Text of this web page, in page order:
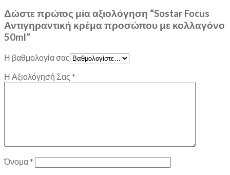
Δώστε πρώτος μία αξιολόγηση “Sostar Focus
Αντιγηραντική κρέμα προσώπου με κολλαγόνο
50ml”
Η βαθμολογία σας
Η Αξιολόγησή Σας *
Όνομα*